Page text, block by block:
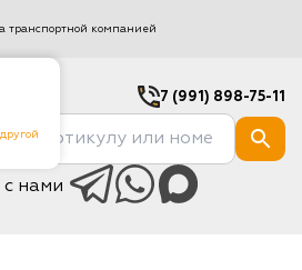
транспортной компанией
7 (991) 898-75-11
с нами